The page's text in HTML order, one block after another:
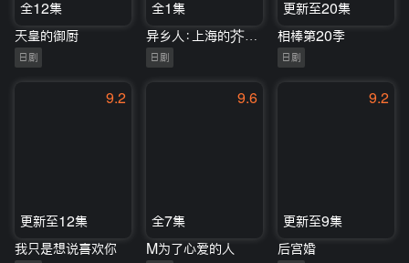
全12集
天皇的御厨
日剧
全1集
日剧
更新至20集
相棒第20季
日剧
9.2
更新至12集
我只是想说喜欢你
9.6
全7集
M为了心爱的人
9.2
更新至9集
后宫婚